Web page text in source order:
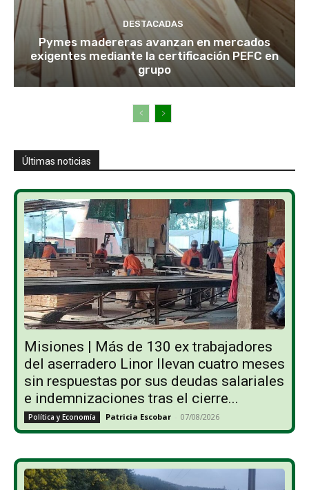
DESTACADAS
Pymes madereras avanzan en mercados
exigentes mediante la certificación PEFC en
grupo
Últimas noticias
Misiones | Más de 130 ex trabajadores
del aserradero Linor llevan cuatro meses
sin respuestas por sus deudas salariales
e indemnizaciones tras el cierre...
Política y Economía Patricia Escobar - 07/08/2026